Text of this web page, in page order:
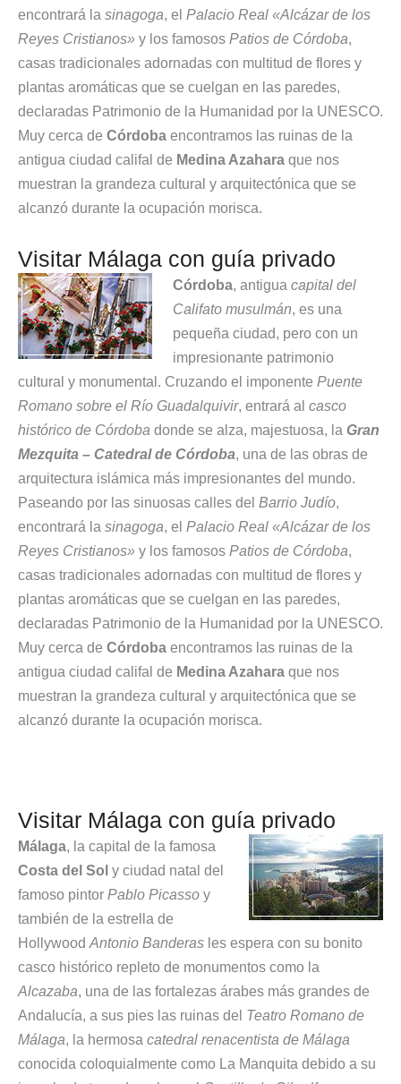
encontrará la sinagoga, el Palacio Real «Alcázar de los
Reyes Cristianos» y los famosos Patios de Córdoba,
casas tradicionales adornadas con multitud de flores y
plantas aromáticas que se cuelgan en las paredes,
declaradas Patrimonio de la Humanidad por la UNESCO.
Muy cerca de Córdoba encontramos las ruinas de la
antigua ciudad califal de Medina Azahara que nos
muestran la grandeza cultural y arquitectónica que se
alcanzó durante la ocupación morisca.
Visitar Málaga con guía privado
Córdoba, antiguacapital del
Califato musulmán, es una
pequeña ciudad, pero con un
impresionante patrimonio
cultural y monumental. Cruzando el imponente Puente
Romano sobre el Río Guadalquivir, entrará al casco
histórico de Córdoba donde se alza, majestuosa, la Gran
Mezquita – Catedral de Córdoba, una de las obras de
arquitectura islámica más impresionantes del mundo.
Paseando por las sinuosas calles del Barrio Judío,
encontrará la sinagoga, el Palacio Real «Alcázar de los
Reyes Cristianos» y los famosos Patios de Córdoba,
casas tradicionales adornadas con multitud de flores y
plantas aromáticas que se cuelgan en las paredes,
declaradas Patrimonio de la Humanidad por la UNESCO.
Muy cerca de Córdoba encontramos las ruinas de la
antigua ciudad califal de Medina Azahara que nos
muestran la grandeza cultural y arquitectónica que se
alcanzó durante la ocupación morisca.
Visitar Málaga con guía privado
Málaga, la capital de la famosa
Costa del Sol y ciudad natal del
famoso pintor Pablo Picasso y
también de la estrella de
Hollywood Antonio Banderas les espera con su bonito
casco histórico repleto de monumentos como la
Alcazaba, una de las fortalezas árabes más grandes de
Andalucía, a sus pies las ruinas del Teatro Romano de
Málaga, la hermosa catedral renacentista de Málaga
conocida coloquialmente como La Manquita debido a su